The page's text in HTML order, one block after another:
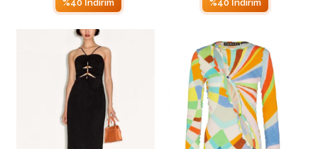
%40 İndirim %40 İndirim